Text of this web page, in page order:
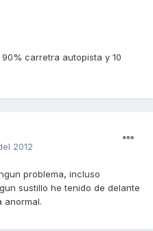
carretra autopista y 10
2012
problema, incluso
sustillo he tenido de delante
anormal.